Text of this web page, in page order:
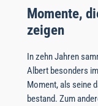
Momente,
zeigen
In zehn Jahren
Albert besonders
Moment, als seine
bestand. Zum